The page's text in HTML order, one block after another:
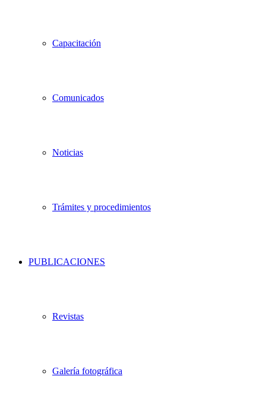
Capacitación
Comunicados
Noticias
Trámites y procedimientos
PUBLICACIONES
Revistas
Galería fotográfica